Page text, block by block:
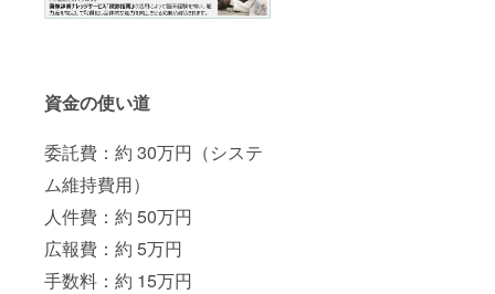
資金の使い道
委託費：約 30万円（システ
ム維持費用）
人件費：約 50万円
広報費：約 5万円
手数料：約 15万円